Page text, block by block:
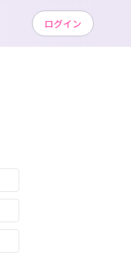
ログイン